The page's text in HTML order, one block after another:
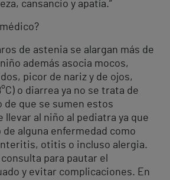
cansancio y apatía.”
de astenia se alargan más de
además asocia mocos,
picor de nariz y de ojos,
o diarrea ya no se trata de
de que se sumen estos
llevar al niño al pediatra ya que
alguna enfermedad como
otitis o incluso alergia.
para pautar el
y evitar complicaciones. En